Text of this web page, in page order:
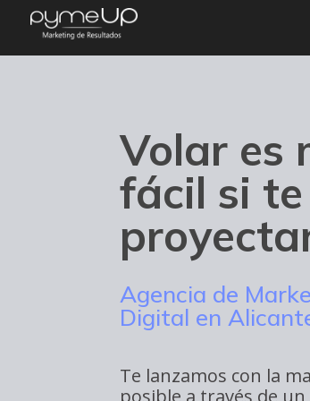
Volar es
fácil si te
Agencia de
Digital en
Te lanzamos con la
posible a través de